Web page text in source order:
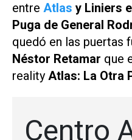
entre Atlas y Liniers
Puga de General
quedó en las puertas
Néstor Retamar que
reality Atlas: La Otra